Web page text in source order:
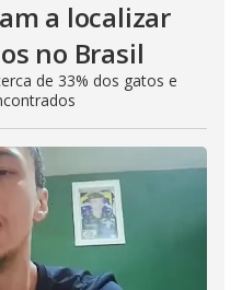
a localizar
no Brasil
de 33% dos gatos e